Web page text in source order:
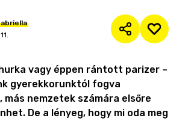
vagy éppen rántott parizer –
gyerekkorunktól fogva
nemzetek számára elsőre
De a lényeg, hogy mi oda meg